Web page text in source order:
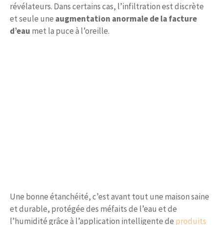
révélateurs. Dans certains cas, l’infiltration est discrète
et seule une augmentation anormale de la facture
d’eau met la puce à l’oreille.
Une bonne étanchéité, c’est avant tout une maison saine
et durable, protégée des méfaits de l’eau et de
l’humidité grâce à l’application intelligente de produits